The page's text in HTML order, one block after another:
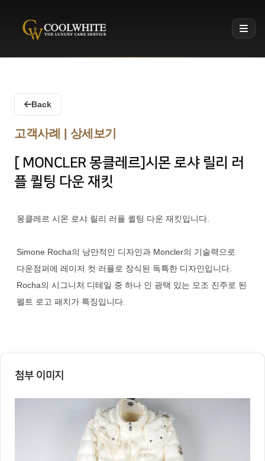
Coolwhite
Back
고객사례 | 상세보기
[ MONCLER 몽클레르]시몬 로샤 릴리 러
플 퀼팅 다운 재킷
몽클레르 시몬 로샤 릴리 러플 퀼팅 다운 재킷입니다.
Simone Rocha의 낭만적인 디자인과 Moncler의 기술력으로
다운점퍼에 레이저 컷 러플로 장식된 독특한 디자인입니다.
Rocha의 시그니처 디테일 중 하나 인 광택 있는 모조 진주로 된
펠트 로고 패치가 특징입니다.
첨부 이미지